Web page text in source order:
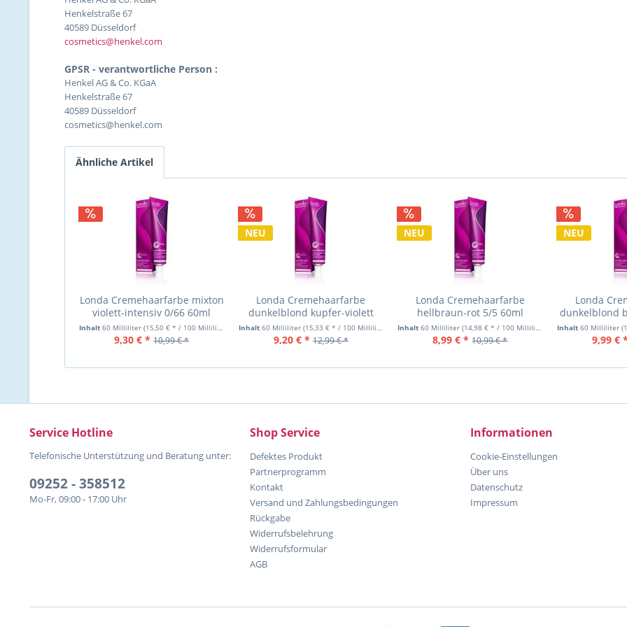
Henkelstraße 67
40589 Düsseldorf
cosmetics@henkel.com
GPSR - verantwortliche Person :
Henkel AG & Co. KGaA
Henkelstraße 67
40589 Düsseldorf
cosmetics@henkel.com
Ähnliche Artikel
Londa Cremehaarfarbe mixton
violett-intensiv 0/66 60ml
Inhalt 60 Milliliter (15,50 € * / 100 Milliliter)
9,30 € * 10,99 € *
NEU
Londa Cremehaarfarbe
dunkelblond kupfer-violett
6/46 60ml
Inhalt 60 Milliliter (15,33 € * / 100 Milliliter)
9,20 € * 12,99 € *
NEU
Londa Cremehaarfarbe
hellbraun-rot 5/5 60ml
Inhalt60 Milliliter(14,98 € * / 100 Milliliter)
8,99 € * 10,99 € *
NEU
Londa
dunkelblond
Inhalt 60 Milliliter
9,99 € *
Service Hotline
Telefonische Unterstützung und Beratung unter:
09252 - 358512
Mo-Fr, 09:00 - 17:00 Uhr
Shop Service
Defektes Produkt
Partnerprogramm
Kontakt
Versand und Zahlungsbedingungen
Rückgabe
Widerrufsbelehrung
Widerrufsformular
AGB
Informationen
Cookie-Einstellungen
Über uns
Datenschutz
Impressum